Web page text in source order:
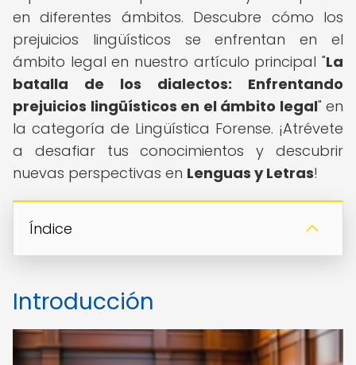
en diferentes ámbitos. Descubre cómo los
prejuicios lingüísticos se enfrentan en el
ámbito legal en nuestro artículo principal "La
batalla de los dialectos: Enfrentando
prejuicios lingüísticos en el ámbito legal" en
la categoría de Lingüística Forense. ¡Atrévete
a desafiar tus conocimientos y descubrir
nuevas perspectivas en Lenguas y Letras!
Índice
Introducción